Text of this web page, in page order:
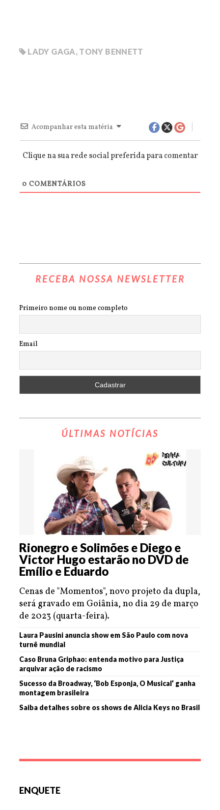
LADY GAGA, TONY BENNETT
Acompanhar esta matéria
Clique na sua rede social preferida para comentar
0 COMENTÁRIOS
RECEBA NOSSA NEWSLETTER
Primeiro nome ou nome completo
Email
ÚLTIMAS NOTÍCIAS
Rionegro e Solimões e Diego e
Victor Hugo estarão no DVD de
Emílio e Eduardo
Cenas de "Momentos", novo projeto da dupla,
será gravado em Goiânia, no dia 29 de março
de 2023 (quarta-feira).
Laura Pausini anuncia show em São Paulo com nova
turnê mundial
Caso Bruna Griphao: entenda motivo para Justiça
arquivar ação de racismo
Sucesso da Broadway, ‘Bob Esponja, O Musical’ ganha
montagem brasileira
Saiba detalhes sobre os shows de Alicia Keys no Brasil
ENQUETE